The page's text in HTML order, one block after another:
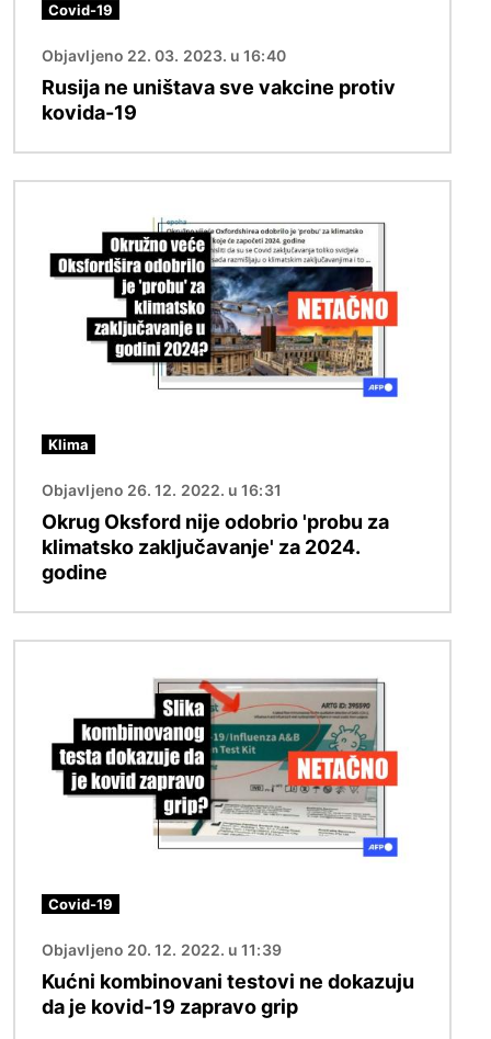
Covid-19
Objavljeno 22. 03. 2023. u 16:40
Rusija ne uništava sve vakcine protiv
kovida-19
Klima
Objavljeno 26. 12. 2022. u 16:31
Okrug Oksford nije odobrio 'probu za
klimatsko zaključavanje' za 2024.
godine
Covid-19
Objavljeno 20. 12. 2022. u 11:39
Kućni kombinovani testovi ne dokazuju
da je kovid-19 zapravo grip